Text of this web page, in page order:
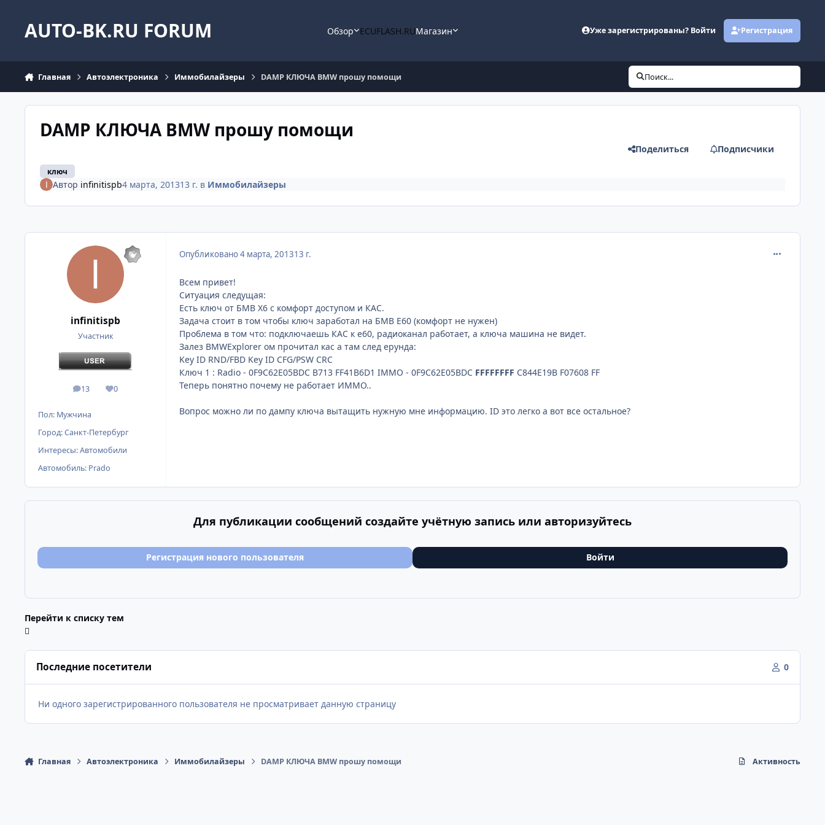
AUTO-BK.RU FORUM Обзор ECUFLASH.RUМагазин Уже зарегистрированы? Войти Регистрация
Главная Автоэлектроника Иммобилайзеры DAMP КЛЮЧА BMW прошу помощи Поиск...
DAMP КЛЮЧА BMW прошу помощи
ключ
Поделиться Подписчики
Автор infinitispb4 марта, 201313 г. в Иммобилайзеры
infinitispb
Участник
13
сообщения
0
Репутация
Пол: Мужчина
Город:Санкт-Петербург
Интересы:Автомобили
Автомобиль: Prado
Опубликовано4 марта, 201313 г.
Всем привет!
Ситуация следущая:
Есть ключ от БМВ Х6 с комфорт доступом и КАС.
Задача стоит в том чтобы ключ заработал на БМВ Е60 (комфорт не нужен)
Проблема в том что: подключаешь КАС к е60, радиоканал работает, а ключа машина не видет.
Залез BMWExplorer ом прочитал кас а там след ерунда:
Key ID RND/FBD Key ID CFG/PSW CRC
Ключ 1 : Radio - 0F9C62E05BDC B713 FF41B6D1 IMMO - 0F9C62E05BDC FFFFFFFF C844E19B F07608 FF
Теперь понятно почему не работает ИММО..
Вопрос можно ли по дампу ключа вытащить нужную мне информацию. ID это легко а вот все остальное?
Для публикации сообщений создайте учётную запись или авторизуйтесь
Регистрация нового пользователя Войти
Перейти к списку тем
Последние посетители 0
Ни одного зарегистрированного пользователя не просматривает данную страницу
Главная Автоэлектроника Иммобилайзеры DAMP КЛЮЧА BMW прошу помощи Активность